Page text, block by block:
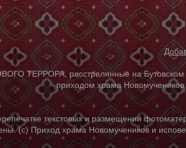
ТЕРРОРА, расстрелянные на Бутовском
приходом храма
текстовых и размещении
(с) Приход храма Новомучеников и